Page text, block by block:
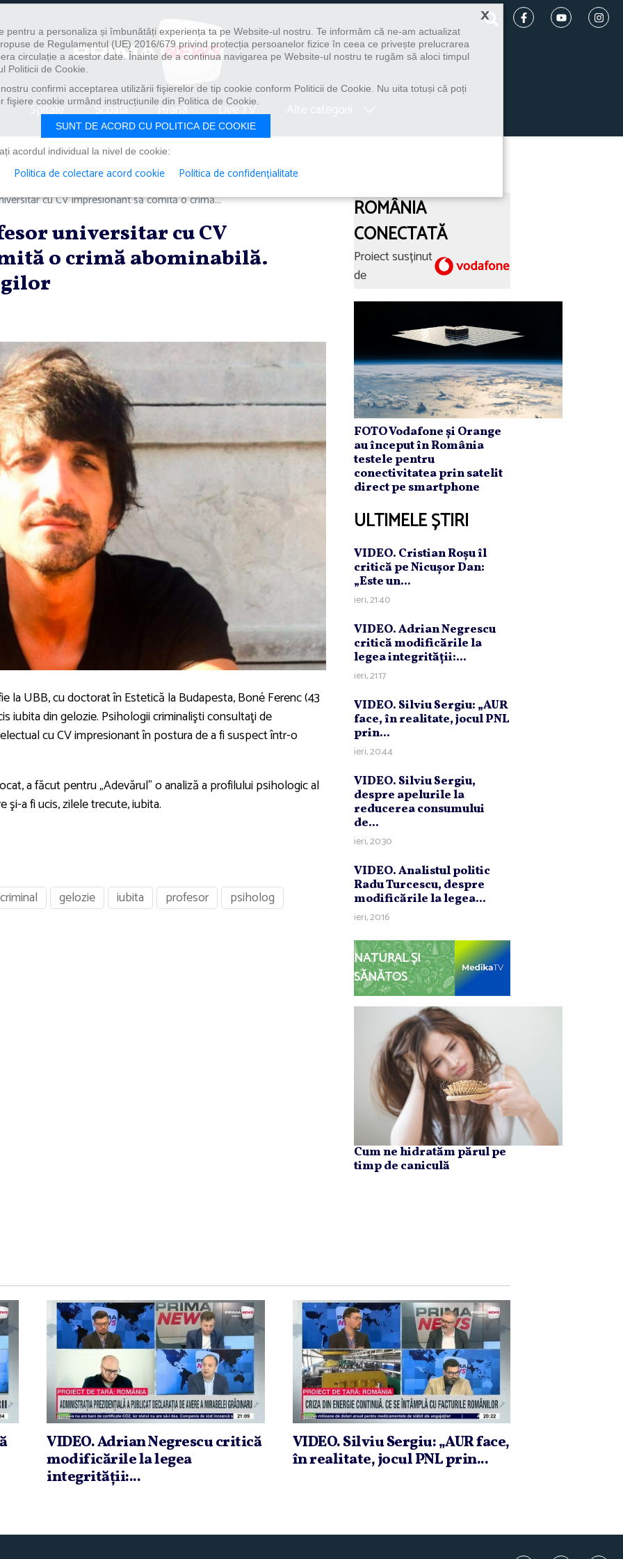
Spitale Școală Hrană Live TV
cu CV impresionant să comită o crimă...
universitar cu CV
o crimă abominabilă.
la UBB, cu doctorat în Estetică la Budapesta, Boné Ferenc (43
iubita din gelozie. Psihologii criminalişti consultaţi de
cu CV impresionant în postura de a fi suspect într-o
a făcut pentru „Adevărul” o analiză a profilului psihologic al
şi-a fi ucis, zilele trecute, iubita.
criminal gelozie iubita profesor
psiholog
ROMÂNIA
CONECTATĂ
Proiect susținut
de
FOTO Vodafone și Orange
au început în România
testele pentru
conectivitatea prin satelit
direct pe smartphone
ULTIMELE ȘTIRI
VIDEO. Cristian Roşu îl
critică pe Nicuşor Dan:
„Este un...
ieri, 21:40
VIDEO. Adrian Negrescu
critică modificările la
legea integrităţii:...
ieri, 21:17
VIDEO. Silviu Sergiu: „AUR
face, în realitate, jocul PNL
prin...
ieri, 20:44
VIDEO. Silviu Sergiu,
despre apelurile la
reducerea consumului
de...
ieri, 20:30
VIDEO. Analistul politic
Radu Turcescu, despre
modificările la legea...
ieri, 20:16
NATURAL ȘI
SĂNĂTOS
Cum ne hidratăm părul pe
timp de caniculă
VIDEO. Adrian Negrescu critică
modificările la legea
integrităţii:...
VIDEO. Silviu Sergiu: „AUR face,
în realitate, jocul PNL prin...
×
pentru a personaliza și îmbunătăți experiența ta pe Website-ul nostru. Te informăm că ne-am actualizat
de Regulamentul (UE) 2016/679 privind protecția persoanelor fizice în ceea ce privește prelucrarea
circulație a acestor date. Înainte de a continua navigarea pe Website-ul nostru te rugăm să aloci timpul
Politicii de Cookie.
confirmi acceptarea utilizării fişierelor de tip cookie conform Politicii de Cookie. Nu uita totuși că poți
cookie urmând instrucțiunile din Politica de Cookie.
SUNT DE ACORD CU POLITICA DE COOKIE
acordul individual la nivel de cookie:
Politica de colectare acord cookie Politica de confidențialitate